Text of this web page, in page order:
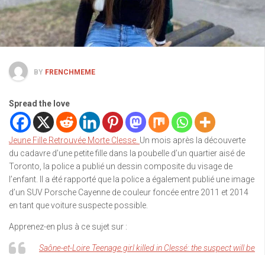
BY FRENCHMEME
Spread the love
Jeune Fille Retrouvée Morte Clesse. Un mois après la découverte
du cadavre d’une petite fille dans la poubelle d’un quartier aisé de
Toronto, la police a publié un dessin composite du visage de
l’enfant. Il a été rapporté que la police a également publié une image
d’un SUV Porsche Cayenne de couleur foncée entre 2011 et 2014
en tant que voiture suspecte possible.
Apprenez-en plus à ce sujet sur :
Saône-et-Loire Teenage girl killed in Clessé: the suspect will be